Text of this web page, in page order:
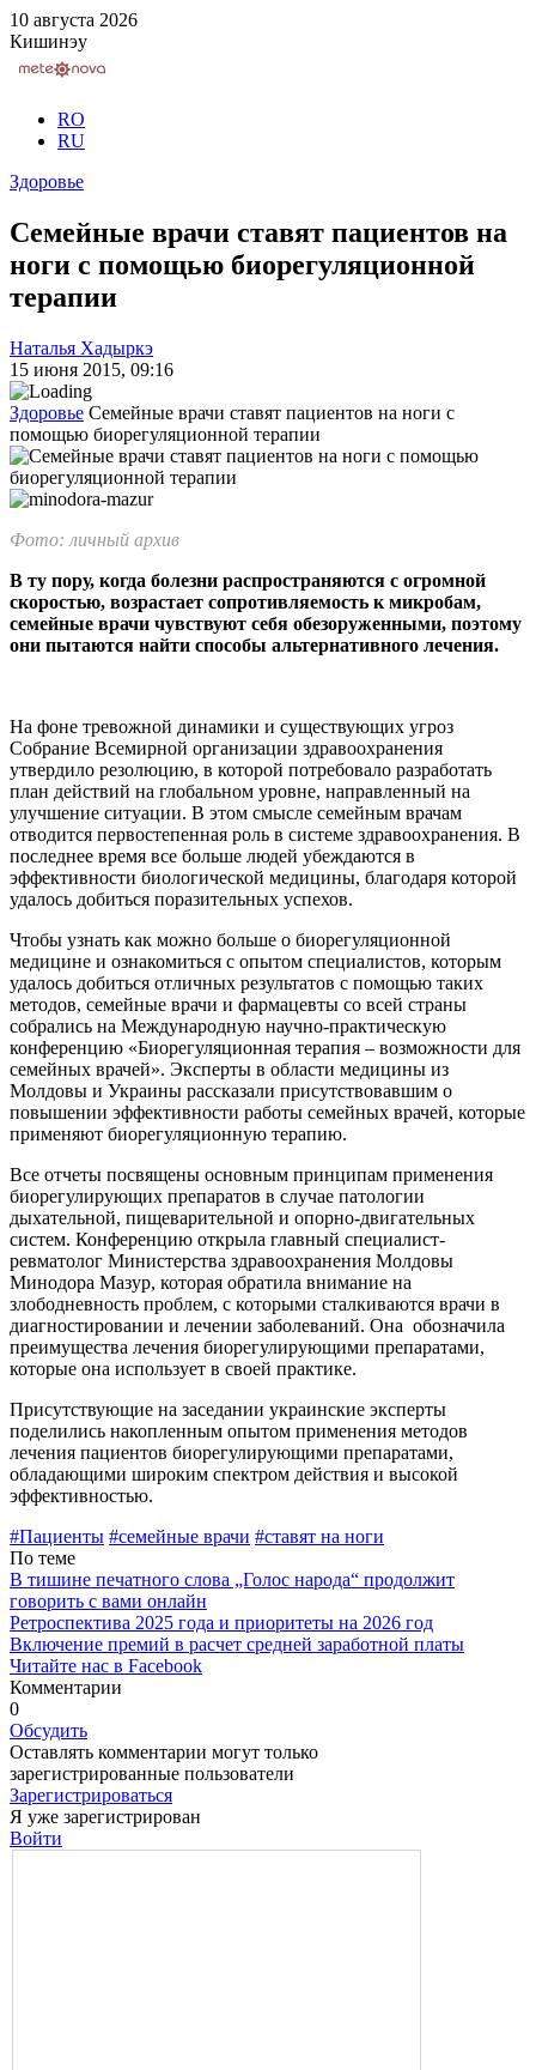
10 августа 2026
Кишинэу
RO
RU
Здоровье
Семейные врачи ставят пациентов на
ноги с помощью биорегуляционной
терапии
Наталья Хадыркэ
15 июня 2015, 09:16
Здоровье Семейные врачи ставят пациентов на ноги с
помощью биорегуляционной терапии
Фото: личный архив
В ту пору, когда болезни распространяются с огромной
скоростью, возрастает сопротивляемость к микробам,
семейные врачи чувствуют себя обезоруженными, поэтому
они пытаются найти способы альтернативного лечения.
На фоне тревожной динамики и существующих угроз
Собрание Всемирной организации здравоохранения
утвердило резолюцию, в которой потребовало разработать
план действий на глобальном уровне, направленный на
улучшение ситуации. В этом смысле семейным врачам
отводится первостепенная роль в системе здравоохранения. В
последнее время все больше людей убеждаются в
эффективности биологической медицины, благодаря которой
удалось добиться поразительных успехов.
Чтобы узнать как можно больше о биорегуляционной
медицине и ознакомиться с опытом специалистов, которым
удалось добиться отличных результатов с помощью таких
методов, семейные врачи и фармацевты со всей страны
собрались на Международную научно-практическую
конференцию «Биорегуляционная терапия – возможности для
семейных врачей». Эксперты в области медицины из
Молдовы и Украины рассказали присутствовавшим о
повышении эффективности работы семейных врачей, которые
применяют биорегуляционную терапию.
Все отчеты посвящены основным принципам применения
биорегулирующих препаратов в случае патологии
дыхательной, пищеварительной и опорно-двигательных
систем. Конференцию открыла главный специалист-
ревматолог Министерства здравоохранения Молдовы
Минодора Мазур, которая обратила внимание на
злободневность проблем, с которыми сталкиваются врачи в
диагностировании и лечении заболеваний. Она обозначила
преимущества лечения биорегулирующими препаратами,
которые она использует в своей практике.
Присутствующие на заседании украинские эксперты
поделились накопленным опытом применения методов
лечения пациентов биорегулирующими препаратами,
обладающими широким спектром действия и высокой
эффективностью.
#Пациенты #семейные врачи #ставят на ноги
По теме
В тишине печатного слова „Голос народа“ продолжит
говорить с вами онлайн
Ретроспектива 2025 года и приоритеты на 2026 год
Включение премий в расчет средней заработной платы
Читайте нас в Facebook
Комментарии
0
Обсудить
Оставлять комментарии могут только
зарегистрированные пользователи
Зарегистрироваться
Я уже зарегистрирован
Войти